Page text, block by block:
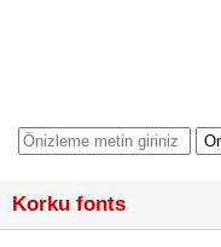
Korku fonts